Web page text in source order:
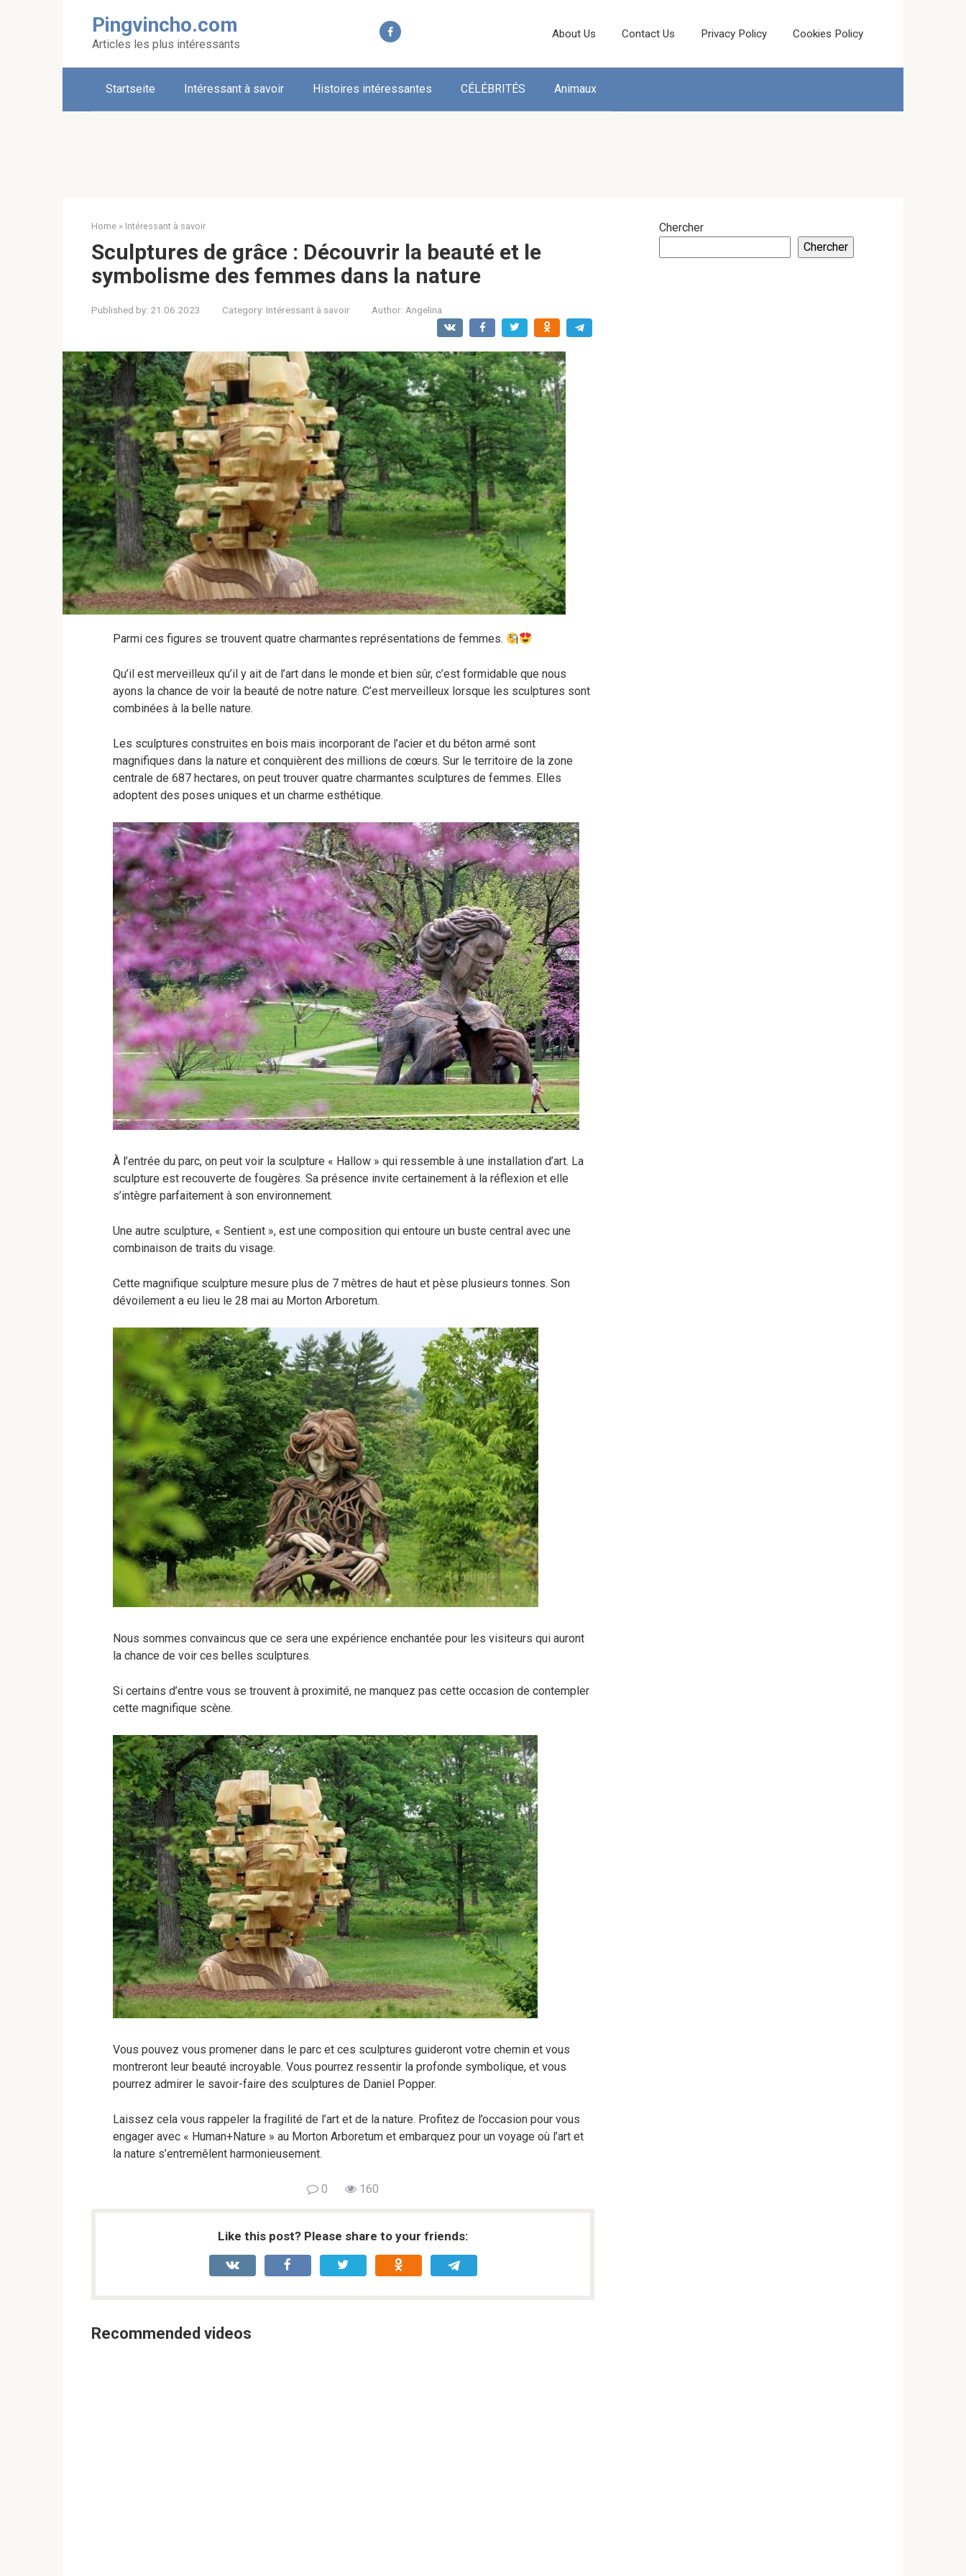
Pingvincho.com
Articles les plus intéressants
About Us Contact Us Privacy Policy Cookies Policy
Startseite Intéressant à savoir Histoires intéressantes CÉLÉBRITÉS Animaux
Home » Intéressant à savoir
Sculptures de grâce : Découvrir la beauté et le
symbolisme des femmes dans la nature
Published by: 21.06.2023 Category: Intéressant à savoir Author: Angelina
Parmi ces figures se trouvent quatre charmantes représentations de femmes.
Qu’il est merveilleux qu’il y ait de l’art dans le monde et bien sûr, c’est formidable que nous
ayons la chance de voir la beauté de notre nature. C’est merveilleux lorsque les sculptures sont
combinées à la belle nature.
Les sculptures construites en bois mais incorporant de l’acier et du béton armé sont
magnifiques dans la nature et conquièrent des millions de cœurs. Sur le territoire de la zone
centrale de 687 hectares, on peut trouver quatre charmantes sculptures de femmes. Elles
adoptent des poses uniques et un charme esthétique.
À l’entrée du parc, on peut voir la sculpture « Hallow » qui ressemble à une installation d’art. La
sculpture est recouverte de fougères. Sa présence invite certainement à la réflexion et elle
s’intègre parfaitement à son environnement.
Une autre sculpture, « Sentient », est une composition qui entoure un buste central avec une
combinaison de traits du visage.
Cette magnifique sculpture mesure plus de 7 mètres de haut et pèse plusieurs tonnes. Son
dévoilement a eu lieu le 28 mai au Morton Arboretum.
Nous sommes convaincus que ce sera une expérience enchantée pour les visiteurs qui auront
la chance de voir ces belles sculptures.
Si certains d’entre vous se trouvent à proximité, ne manquez pas cette occasion de contempler
cette magnifique scène.
Vous pouvez vous promener dans le parc et ces sculptures guideront votre chemin et vous
montreront leur beauté incroyable. Vous pourrez ressentir la profonde symbolique, et vous
pourrez admirer le savoir-faire des sculptures de Daniel Popper.
Laissez cela vous rappeler la fragilité de l’art et de la nature. Profitez de l’occasion pour vous
engager avec « Human+Nature » au Morton Arboretum et embarquez pour un voyage où l’art et
la nature s’entremêlent harmonieusement.
0 160
Like this post? Please share to your friends:
Recommended videos
Chercher
Chercher